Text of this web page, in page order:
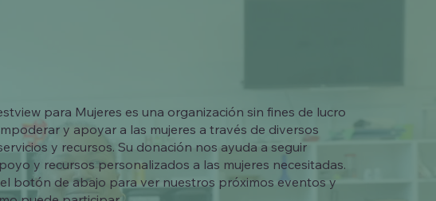
para Mujeres es una organización sin fines de lucro
y apoyar a las mujeres a través de diversos
y recursos. Su donación nos ayuda a seguir
y recursos personalizados a las mujeres necesitadas.
botón de abajo para ver nuestros próximos eventos y